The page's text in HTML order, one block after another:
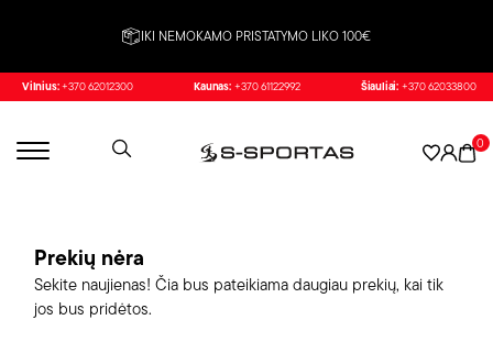
IKI NEMOKAMO PRISTATYMO LIKO 100€
Vilnius: +370 62012300 Kaunas: +370 61122992 Šiauliai: +370 62033800
0
Prekių nėra
Sekite naujienas! Čia bus pateikiama daugiau prekių, kai tik
jos bus pridėtos.